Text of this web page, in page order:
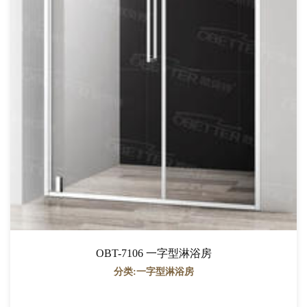
OBT-7106 一字型淋浴房
分类:一字型淋浴房